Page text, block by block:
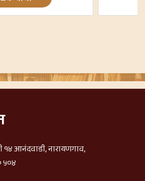
१४ आनंदवाडी, नारायणगाव,
५०४